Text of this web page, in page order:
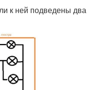
к ней подведены два